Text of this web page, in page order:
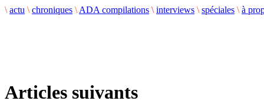
\ actu \ chroniques \ ADA compilations \ interviews \ spéciales \ à
Articles suivants